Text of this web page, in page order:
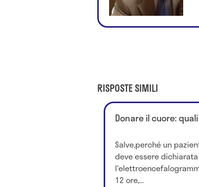
RISPOSTE SIMILI
Donare il cuore:
Salve,perché un
deve essere
12 ore,...